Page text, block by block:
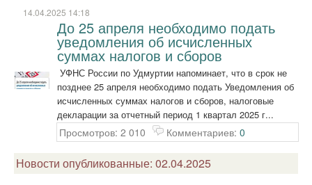
14.04.2025 14:18
До 25 апреля необходимо подать
уведомления об исчисленных
суммах налогов и сборов
УФНС России по Удмуртии напоминает, что в срок не
позднее 25 апреля необходимо подать Уведомления об
исчисленных суммах налогов и сборов, налоговые
декларации за отчетный период 1 квартал 2025 г...
Просмотров: 2 010 Комментариев: 0
Новости опубликованные: 02.04.2025